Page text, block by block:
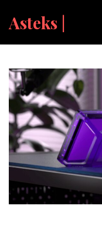
Asteks |